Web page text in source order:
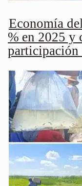
Economía
% en 2025 y
participación